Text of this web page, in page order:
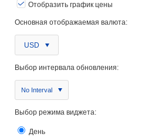
Отобразить график цены
Основная отображаемая валюта:
USD
Выбор интервала обновления:
No Interval
Выбор режима виджета:
День